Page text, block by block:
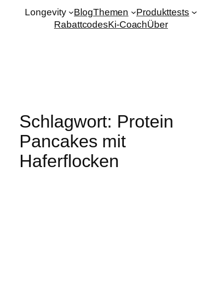
Longevity BlogThemen
Produkttests
RabattcodesKi-CoachÜber
Schlagwort: Protein
Pancakes mit
Haferflocken